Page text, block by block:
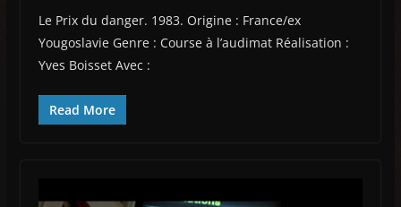
Le Prix du danger. 1983. Origine : France/ex
Yougoslavie Genre : Course à l’audimat Réalisation :
Yves Boisset Avec :
Read More